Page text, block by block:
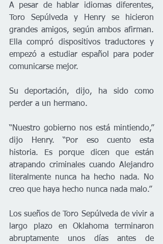
A pesar de hablar idiomas diferentes,
Toro Sepúlveda y Henry se hicieron
grandes amigos, según ambos afirman.
Ella compró dispositivos traductores y
empezó a estudiar español para poder
comunicarse mejor.
Su deportación, dijo, ha sido como
perder a un hermano.
“Nuestro gobierno nos está mintiendo,”
dijo Henry. “Por eso cuento esta
historia. Es porque dicen que están
atrapando criminales cuando Alejandro
literalmente nunca ha hecho nada. No
creo que haya hecho nunca nada malo.”
Los sueños de Toro Sepúlveda de vivir a
largo plazo en Oklahoma terminaron
abruptamente unos días antes de